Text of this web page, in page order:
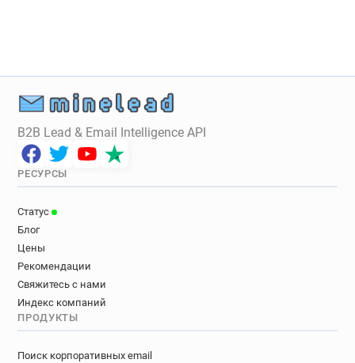
c************@eurosport.co.uk
B2B Lead & Email Intelligence API
РЕСУРСЫ
Статус
Блог
Цены
Рекомендации
Свяжитесь с нами
Индекс компаний
ПРОДУКТЫ
Поиск корпоративных email